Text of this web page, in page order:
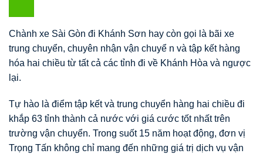
Chành xe Sài Gòn đi Khánh Sơn hay còn gọi là bãi xe
trung chuyển, chuyên nhận vận chuyể n và tập kết hàng
hóa hai chiều từ tất cả các tỉnh đi về Khánh Hòa và ngược
lại.
Tự hào là điểm tập kết và trung chuyển hàng hai chiều đi
khắp 63 tỉnh thành cả nước với giá cước tốt nhất trên
trường vận chuyển. Trong suốt 15 năm hoạt động, đơn vị
Trọng Tấn không chỉ mang đến những giá trị dịch vụ vận